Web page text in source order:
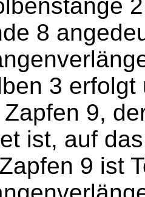
8
3
9,
ist, auf
9 ist